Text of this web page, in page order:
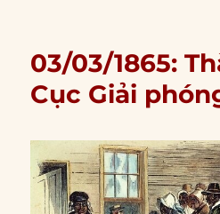
03/03/1865:
Cục Giải